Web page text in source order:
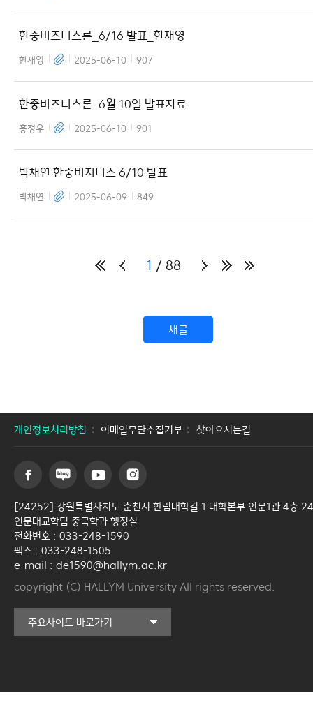
한중비즈니스론_6/16 발표_한재영
한재영 2025-06-10 907
한중비즈니스론_6월 10일 발표자료
홍정우 2025-06-10 901
박채연 한중비지니스 6/10 발표
박채연 2025-06-09 849
1 88
개인정보처리방침 이메일무단수집거부 찾아오시는길
[24252] 강원특별자치도 춘천시 한림대학길 1 대학본부 인문1관 4층
인문대교학팀 중국학과 행정실
전화번호 : 033-248-1590
팩스 : 033-248-1505
e-mail : de1590@hallym.ac.kr
copyright (C) HALLYM University All rights reserved.
주요사이트 바로가기
커뮤니티교육원
국제학생증신청